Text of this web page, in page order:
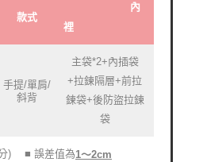
款式
內
裡
手提/單肩/
斜背
主袋*2+內插袋
+拉鍊隔層+前拉
鍊袋+後防盜拉鍊
袋
) ■ 誤差值為1～2cm